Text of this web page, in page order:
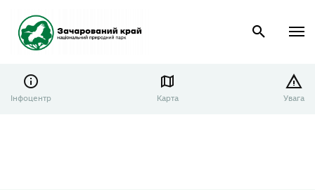
Інфоцентр Карта Увага